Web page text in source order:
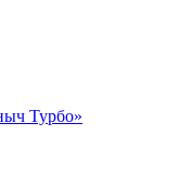
Турбо»